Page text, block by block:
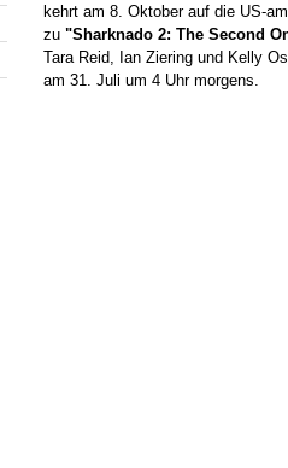
kehrt am 8. Oktober auf die US-
zu "Sharknado 2: The Second
Tara Reid, Ian Ziering und Kelly
am 31. Juli um 4 Uhr morgens.